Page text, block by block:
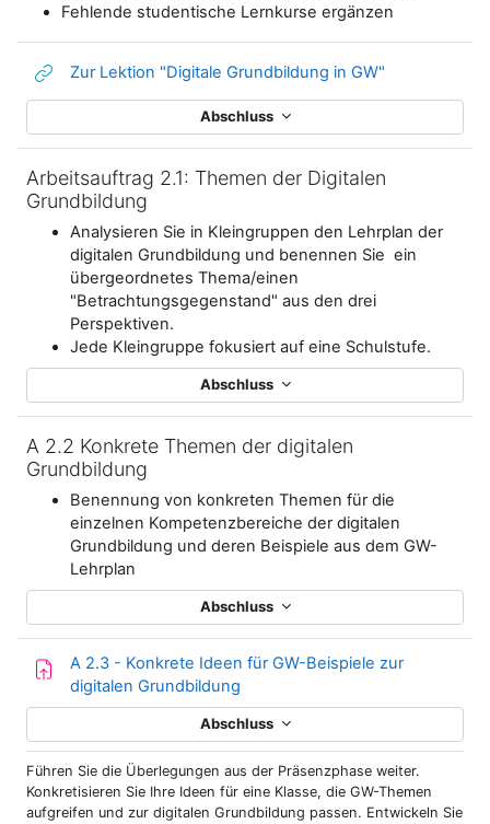
Fehlende studentische Lernkurse ergänzen
Zur Lektion "Digitale Grundbildung in GW"
Abschluss
Abschluss
Arbeitsauftrag 2.1: Themen der Digitalen
Grundbildung
Analysieren Sie in Kleingruppen den Lehrplan der
digitalen Grundbildung und benennen Sie ein
übergeordnetes Thema/einen
"Betrachtungsgegenstand" aus den drei
Perspektiven.
Jede Kleingruppe fokusiert auf eine Schulstufe.
Abschluss
A 2.2 Konkrete Themen der digitalen
Grundbildung
Benennung von konkreten Themen für die
einzelnen Kompetenzbereiche der digitalen
Grundbildung und deren Beispiele aus dem GW-
Lehrplan
A 2.3 - Konkrete Ideen für GW-Beispiele zur
digitalen Grundbildung
Abschluss
Führen Sie die Überlegungen aus der Präsenzphase weiter.
Konkretisieren Sie Ihre Ideen für eine Klasse, die GW-Themen
aufgreifen und zur digitalen Grundbildung passen. Entwickeln Sie